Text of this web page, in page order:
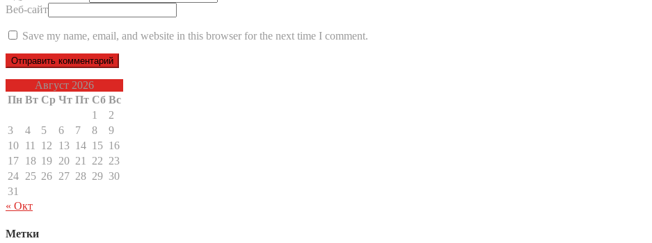
Веб-сайт
Save my name, email, and website in this browser for the next time I comment.
Август 2026
Пн Вт Ср Чт Пт Сб Вс
1
2
3
4 5 6 7 8
9
10 11 12 13 14 15 16
17 18 19 20 21 22 23
24 25 26 27 28 29 30
31
« Окт
Метки